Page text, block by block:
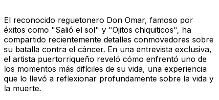
El reconocido reguetonero Don Omar, famoso por
éxitos como "Salió el sol" y "Ojitos chiquiticos", ha
compartido recientemente detalles conmovedores sobre
su batalla contra el cáncer. En una entrevista exclusiva,
el artista puertorriqueño reveló cómo enfrentó uno de
los momentos más difíciles de su vida, una experiencia
que lo llevó a reflexionar profundamente sobre la vida y
la muerte.